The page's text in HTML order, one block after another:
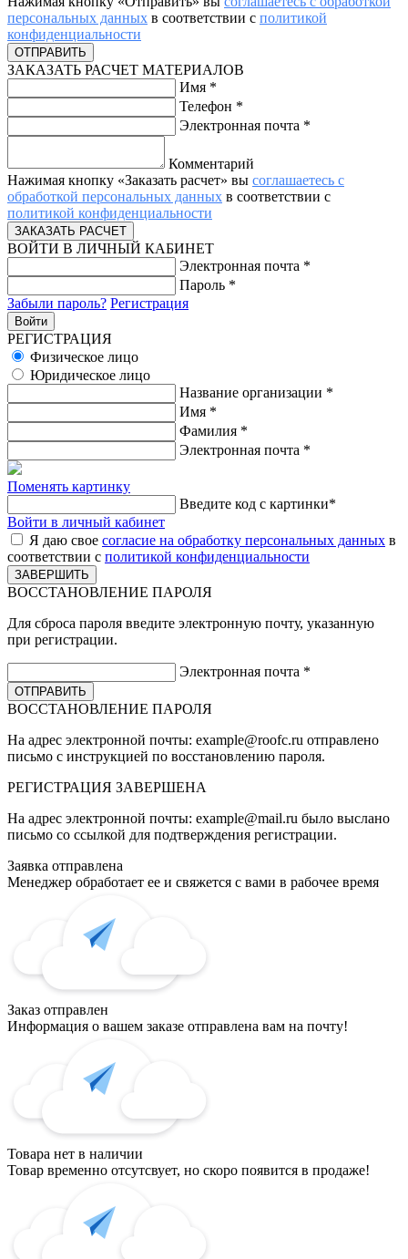
персональных данных в соответствии с политикой
конфиденциальности
ЗАКАЗАТЬ РАСЧЕТ МАТЕРИАЛОВ
Имя *
Телефон *
Электронная почта *
Комментарий
Нажимая кнопку «Заказать расчет» вы соглашаетесь с
обработкой персональных данных в соответствии с
политикой конфиденциальности
ВОЙТИ В ЛИЧНЫЙ КАБИНЕТ
Электронная почта *
Пароль *
Забыли пароль? Регистрация
РЕГИСТРАЦИЯ
Физическое лицо
Юридическое лицо
Название организации *
Имя *
Фамилия *
Электронная почта *
Поменять картинку
Введите код с картинки*
Войти в личный кабинет
Я даю свое согласие на обработку персональных данных в
соответствии с политикой конфиденциальности
ВОССТАНОВЛЕНИЕ ПАРОЛЯ
Для сброса пароля введите электронную почту, указанную
при регистрации.
Электронная почта *
ВОССТАНОВЛЕНИЕ ПАРОЛЯ
На адрес электронной почты: example@roofc.ru отправлено
письмо с инструкцией по восстановлению пароля.
РЕГИСТРАЦИЯ ЗАВЕРШЕНА
На адрес электронной почты: example@mail.ru было выслано
письмо со ссылкой для подтверждения регистрации.
Заявка отправлена
Менеджер обработает ее и свяжется с вами в рабочее время
Заказ отправлен
Информация о вашем заказе отправлена вам на почту!
Товара нет в наличии
Товар временно отсутсвует, но скоро появится в продаже!